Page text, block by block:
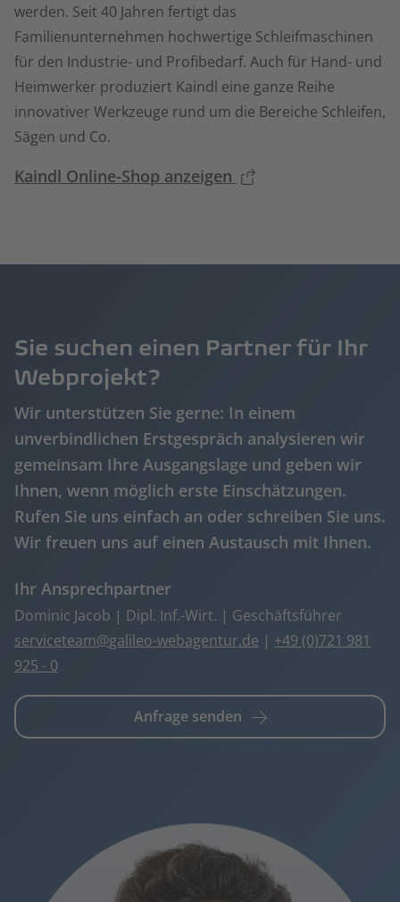
werden. Seit 40 Jahren fertigt das
Familienunternehmen hochwertige Schleifmaschinen
für den Industrie- und Profibedarf. Auch für Hand- und
Heimwerker produziert Kaindl eine ganze Reihe
innovativer Werkzeuge rund um die Bereiche Schleifen,
Sägen und Co.
Kaindl Online-Shop anzeigen
Sie suchen einen Partner für Ihr
Webprojekt?
Wir unterstützen Sie gerne: In einem
unverbindlichen Erstgespräch analysieren wir
gemeinsam Ihre Ausgangslage und geben wir
Ihnen, wenn möglich erste Einschätzungen.
Rufen Sie uns einfach an oder schreiben Sie uns.
Wir freuen uns auf einen Austausch mit Ihnen.
Ihr Ansprechpartner
Dominic Jacob | Dipl. Inf.-Wirt. | Geschäftsführer
serviceteam
galileo-webagentur.de | +49 (0)721 981
925 - 0
Anfrage senden